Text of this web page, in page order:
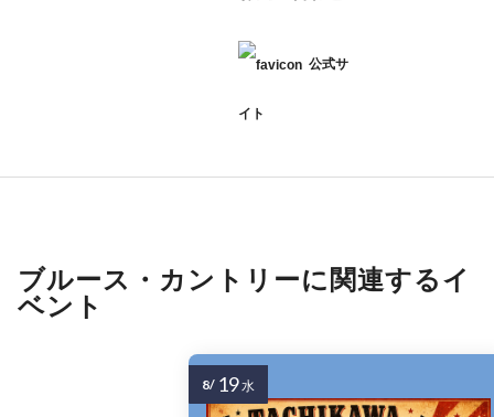
公式サ
イト
ブルース・カントリーに関連するイ
ベント
8/ 19水